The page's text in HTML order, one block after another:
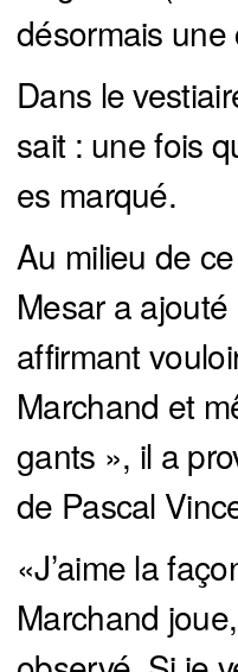
désormais une
Dans le
sait : une fois
es marqué.
Au milieu de
Mesar a
affirmant
Marchand et
gants », il a
de Pascal
«J’aime la
Marchand